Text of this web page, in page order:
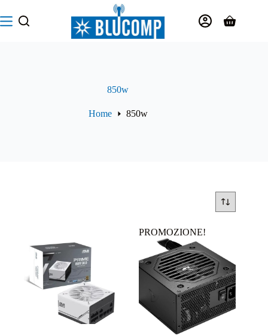
al
contenuto
Carrello
850w
Home 850w
PROMOZIONE!